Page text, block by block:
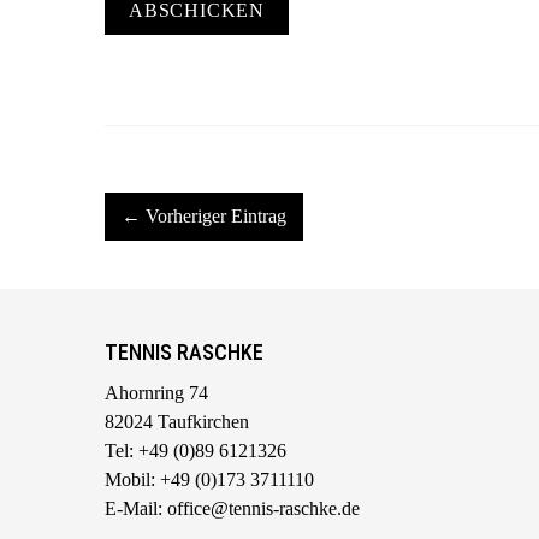
ABSCHICKEN
← Vorheriger Eintrag
TENNIS RASCHKE
Ahornring 74
82024 Taufkirchen
Tel: +49 (0)89 6121326
Mobil: +49 (0)173 3711110
E-Mail: office@tennis-raschke.de